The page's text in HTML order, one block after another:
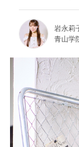
岩永莉
青山学